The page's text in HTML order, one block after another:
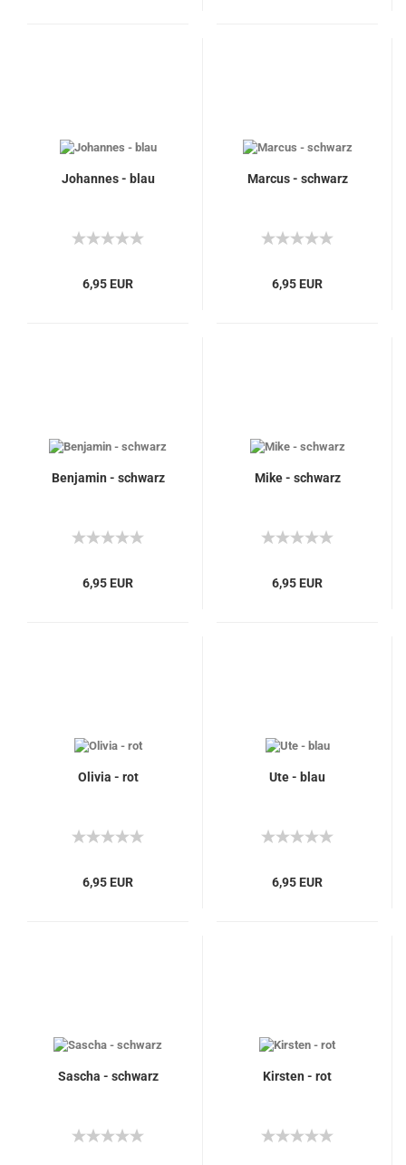
Johannes - blau
6,95 EUR
Marcus - schwarz
6,95 EUR
Benjamin - schwarz
6,95 EUR
Mike - schwarz
6,95 EUR
Olivia - rot
6,95 EUR
Ute - blau
6,95 EUR
Sascha - schwarz Kirsten - rot